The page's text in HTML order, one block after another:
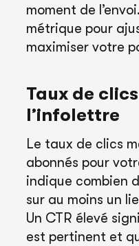
moment de
métrique pour
maximiser votre
Taux de
l’infolettre
Le taux de clics
abonnés pour
indique combien
sur au moins un
Un CTR élevé
est pertinent et